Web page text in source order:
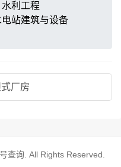
水利工程
电站建筑与设备
厂房
查询 . All Rights Reserved.